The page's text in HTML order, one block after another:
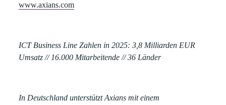
www.axians.com
ICT Business Line Zahlen in 2025: 3,8 Milliarden EUR
Umsatz // 16.000 Mitarbeitende // 36 Länder
In Deutschland unterstützt Axians mit einem